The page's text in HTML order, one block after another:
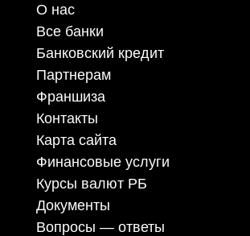
О нас
Все банки
Банковский кредит
Партнерам
Франшиза
Контакты
Карта сайта
Финансовые услуги
Курсы валют РБ
Документы
Вопросы — ответы